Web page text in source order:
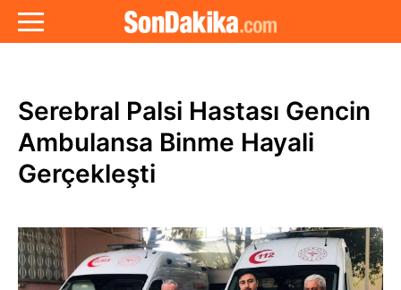
Serebral Palsi Hastası Gencin
Ambulansa Binme Hayali
Gerçekleşti